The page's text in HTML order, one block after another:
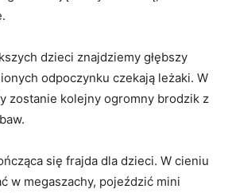
dzieci znajdziemy głębszy
odpoczynku czekają leżaki. W
zostanie kolejny ogromny brodzik z
się frajda dla dzieci. W cieniu
w megaszachy, pojeździć mini